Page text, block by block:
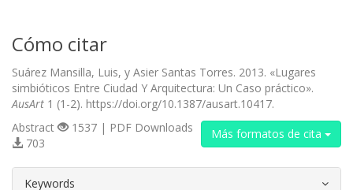
Cómo citar
Suárez Mansilla, Luis, y Asier Santas Torres. 2013. «Lugares
simbióticos Entre Ciudad Y Arquitectura: Un Caso práctico».
AusArt 1 (1-2). https://doi.org/10.1387/ausart.10417.
Más formatos de cita
Abstract
1537 | PDF Downloads
703
Keywords